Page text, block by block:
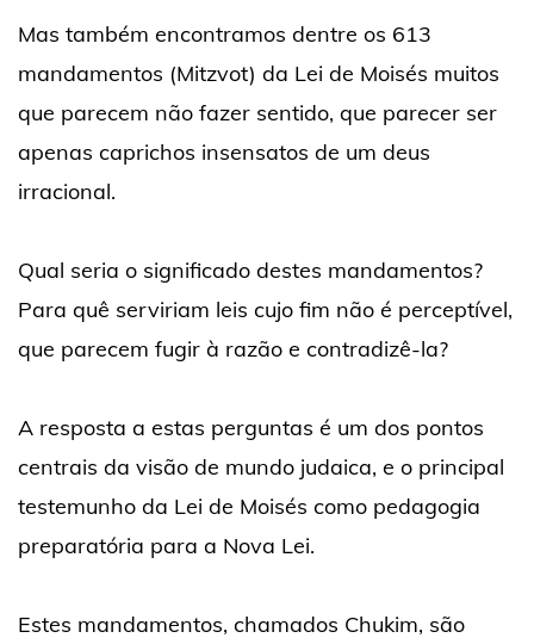
Mas também encontramos dentre os 613
mandamentos (Mitzvot) da Lei de Moisés muitos
que parecem não fazer sentido, que parecer ser
apenas caprichos insensatos de um deus
irracional.
Qual seria o significado destes mandamentos?
Para quê serviriam leis cujo fim não é perceptível,
que parecem fugir à razão e contradizê-la?
A resposta a estas perguntas é um dos pontos
centrais da visão de mundo judaica, e o principal
testemunho da Lei de Moisés como pedagogia
preparatória para a Nova Lei.
Estes mandamentos, chamados Chukim, são